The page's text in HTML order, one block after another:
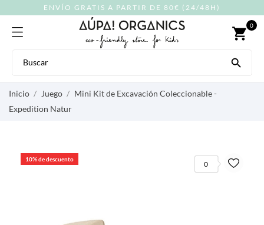
ENVÍO GRATIS A PARTIR DE 80€ (24/48H)
shopping_cart 0

Inicio Juego
Mini Kit de Excavación Coleccionable -
Expedition Natur
10% de descuento
0